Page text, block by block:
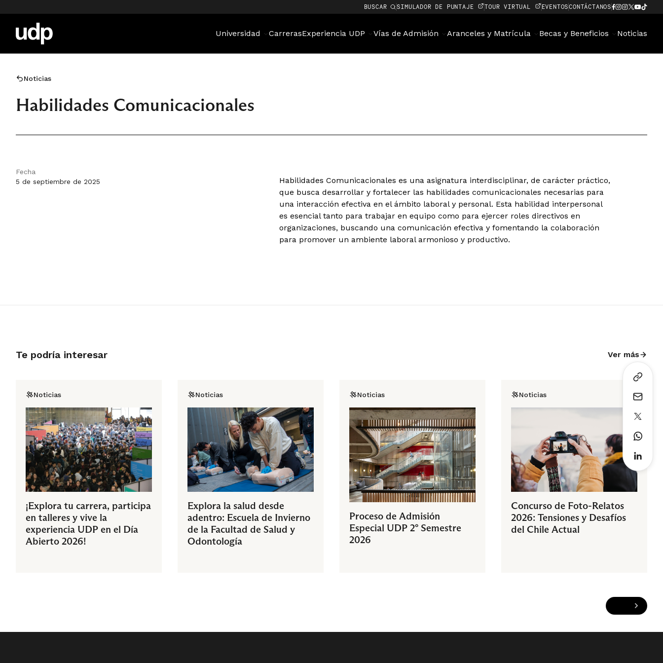
BUSCAR SIMULADOR DE PUNTAJE TOUR VIRTUAL EVENTOSCONTÁCTANOS
Universidad CarrerasExperiencia UDP Vías de Admisión Aranceles y Matrícula Becas y Beneficios Noticias
Noticias
Habilidades Comunicacionales
Fecha
5 de septiembre de 2025
Habilidades Comunicacionales es una asignatura interdisciplinar, de carácter práctico,
que busca desarrollar y fortalecer las habilidades comunicacionales necesarias para
una interacción efectiva en el ámbito laboral y personal. Esta habilidad interpersonal
es esencial tanto para trabajar en equipo como para ejercer roles directivos en
organizaciones, buscando una comunicación efectiva y fomentando la colaboración
para promover un ambiente laboral armonioso y productivo.
Te podría interesar Ver más
Noticias
¡Explora tu carrera, participa
en talleres y vive la
experiencia UDP en el Día
Abierto 2026!
Noticias
Explora la salud desde
adentro: Escuela de Invierno
de la Facultad de Salud y
Odontología
Noticias
Proceso de Admisión
Especial UDP 2° Semestre
2026
Noticias
Concurso de Foto-Relatos
2026: Tensiones y Desafíos
del Chile Actual